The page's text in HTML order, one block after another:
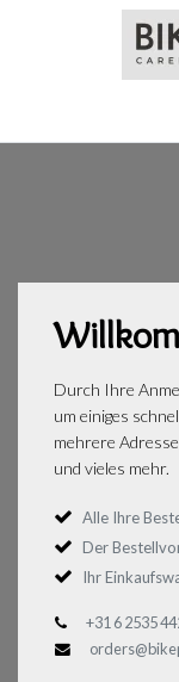
Durch Ihre
um einiges
mehrere
und vieles mehr.
Alle Ihre
Der
Ihr
+31 6 2535